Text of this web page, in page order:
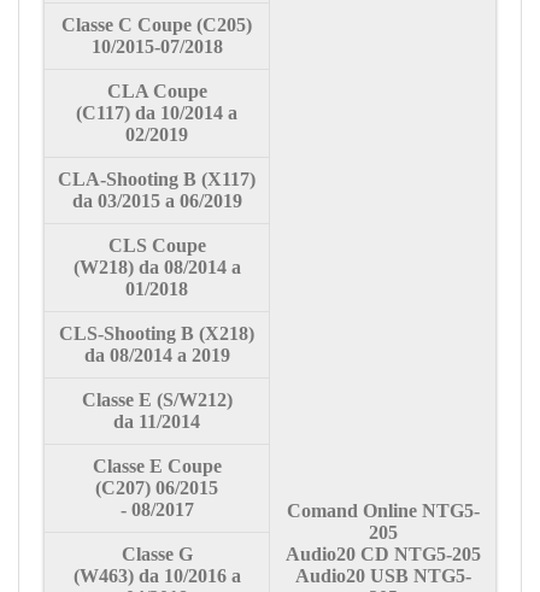
Comand Online NTG5-
205
Audio20 CD NTG5-205
Audio20 USB NTG5-
Classe C Coupe (C205)
10/2015-07/2018
CLA Coupe
(C117) da 10/2014 a
02/2019
CLA-Shooting B (X117)
da 03/2015 a 06/2019
CLS Coupe
(W218) da 08/2014 a
01/2018
CLS-Shooting B (X218)
da 08/2014 a 2019
Classe E (S/W212)
da 11/2014
Classe E Coupe
(C207) 06/2015
-08/2017
Classe G
(W463) da 10/2016 a